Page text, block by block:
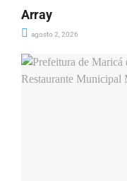
Array
agosto 2, 2026